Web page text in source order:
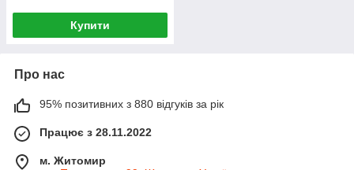
Купити
Про нас
95% позитивних з 880 відгуків за рік
Працює з 28.11.2022
м. Житомир